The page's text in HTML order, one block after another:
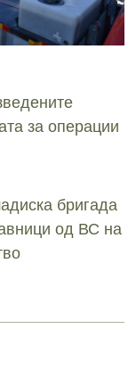
за операции
бригада
од ВС на